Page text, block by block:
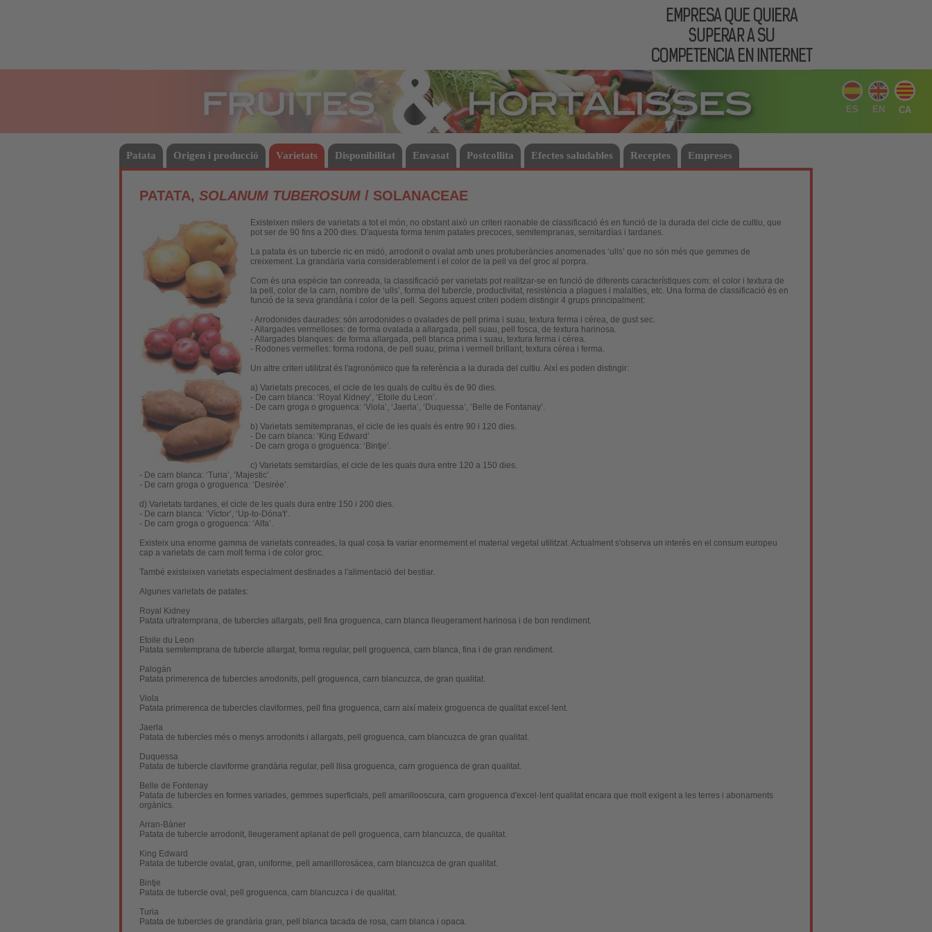
Hortalisses
ES EN CA
Patata Origen i producció Varietats Disponibilitat Envasat Postcollita Efectes saludables Receptes Empreses
PATATA, SOLANUM TUBEROSUM / SOLANACEAE
Existeixen milers de varietats a tot el món, no obstant això un criteri raonable de classificació és en funció de la durada del cicle de cultiu, que
pot ser de 90 fins a 200 dies. D'aquesta forma tenim patates precoces, semitempranas, semitardías i tardanes.
La patata és un tubercle ric en midó, arrodonit o ovalat amb unes protuberàncies anomenades ‘ulls’ que no són més que gemmes de
creixement. La grandària varia considerablement i el color de la pell va del groc al porpra.
Com és una espècie tan conreada, la classificació per varietats pot realitzar-se en funció de diferents característiques com: el color i textura de
la pell, color de la carn, nombre de ‘ulls’, forma del tubercle, productivitat, resistència a plagues i malalties, etc. Una forma de classificació és en
funció de la seva grandària i color de la pell. Segons aquest criteri podem distingir 4 grups principalment:
- Arrodonides daurades: són arrodonides o ovalades de pell prima i suau, textura ferma i cérea, de gust sec.
- Allargades vermelloses: de forma ovalada a allargada, pell suau, pell fosca, de textura harinosa.
- Allargades blanques: de forma allargada, pell blanca prima i suau, textura ferma i cérea.
- Rodones vermelles: forma rodona, de pell suau, prima i vermell brillant, textura cérea i ferma.
Un altre criteri utilitzat és l'agronómico que fa referència a la durada del cultiu. Així es poden distingir:
a) Varietats precoces, el cicle de les quals de cultiu és de 90 dies.
- De carn blanca: ‘Royal Kidney’, ‘Etoile du Leon’.
- De carn groga o groguenca: ‘Viola’, ‘Jaerla’, ‘Duquessa’, ‘Belle de Fontanay’.
b) Varietats semitempranas, el cicle de les quals és entre 90 i 120 dies.
- De carn blanca: ‘King Edward’
- De carn groga o groguenca: ‘Bintje’.
c) Varietats semitardías, el cicle de les quals dura entre 120 a 150 dies.
- De carn blanca: ‘Turia’, ‘Majestic’.
- De carn groga o groguenca: ‘Desirée’.
d) Varietats tardanes, el cicle de les quals dura entre 150 i 200 dies.
- De carn blanca: ‘Víctor’, ‘Up-to-Dóna't’.
- De carn groga o groguenca: ‘Alfa’.
Existeix una enorme gamma de varietats conreades, la qual cosa fa variar enormement el material vegetal utilitzat. Actualment s'observa un interès en el consum europeu
cap a varietats de carn molt ferma i de color groc.
També existeixen varietats especialment destinades a l'alimentació del bestiar.
Algunes varietats de patates:
Royal Kidney
Patata ultratemprana, de tubercles allargats, pell fina groguenca, carn blanca lleugerament harinosa i de bon rendiment.
Etoile du Leon
Patata semitemprana de tubercle allargat, forma regular, pell groguenca, carn blanca, fina i de gran rendiment.
Palogán
Patata primerenca de tubercles arrodonits, pell groguenca, carn blancuzca, de gran qualitat.
Viola
Patata primerenca de tubercles claviformes, pell fina groguenca, carn així mateix groguenca de qualitat excel·lent.
Jaerla
Patata de tubercles més o menys arrodonits i allargats, pell groguenca, carn blancuzca de gran qualitat.
Duquessa
Patata de tubercle claviforme grandària regular, pell llisa groguenca, carn groguenca de gran qualitat.
Belle de Fontenay
Patata de tubercles en formes variades, gemmes superficials, pell amarillooscura, carn groguenca d'excel·lent qualitat encara que molt exigent a les terres i abonaments
orgànics.
Arran-Bàner
Patata de tubercle arrodonit, lleugerament aplanat de pell groguenca, carn blancuzca, de qualitat.
King Edward
Patata de tubercle ovalat, gran, uniforme, pell amarillorosácea, carn blancuzca de gran qualitat.
Bintje
Patata de tubercle oval, pell groguenca, carn blancuzca i de qualitat.
Turia
Patata de tubercles de grandària gran, pell blanca tacada de rosa, carn blanca i opaca.